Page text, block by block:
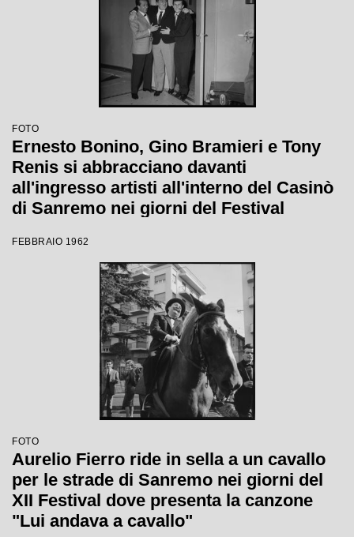
FOTO
Ernesto Bonino, Gino Bramieri e Tony
Renis si abbracciano davanti
all'ingresso artisti all'interno del Casinò
di Sanremo nei giorni del Festival
FEBBRAIO 1962
FOTO
Aurelio Fierro ride in sella a un cavallo
per le strade di Sanremo nei giorni del
XII Festival dove presenta la canzone
"Lui andava a cavallo"